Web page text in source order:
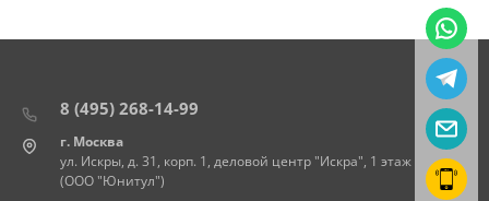
8 (495) 268-14-99
г. Москва
ул. Искры, д. 31, корп. 1, деловой центр "Искра", 1 этаж
(ООО "Юнитул")